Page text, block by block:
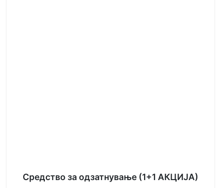
Средство за одзатнување (1+1 АКЦИЈА)